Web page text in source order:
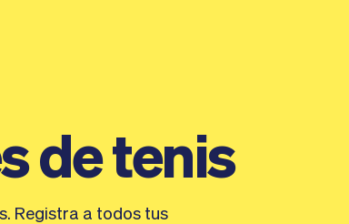
de tenis
Registra a todos tus